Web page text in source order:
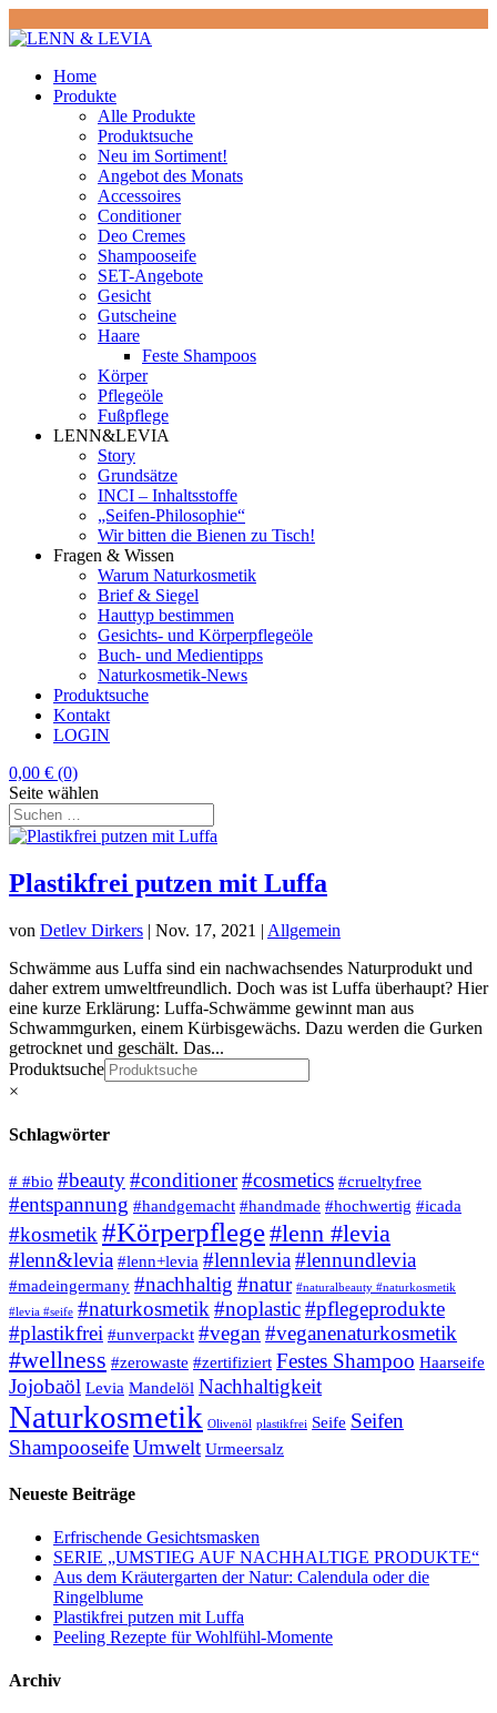
Home
Produkte
Alle Produkte
Produktsuche
Neu im Sortiment!
Angebot des Monats
Accessoires
Conditioner
Deo Cremes
Shampooseife
SET-Angebote
Gesicht
Gutscheine
Haare
Feste Shampoos
Körper
Pflegeöle
Fußpflege
LENN&LEVIA
Story
Grundsätze
INCI – Inhaltsstoffe
„Seifen-Philosophie“
Wir bitten die Bienen zu Tisch!
Fragen & Wissen
Warum Naturkosmetik
Brief & Siegel
Hauttyp bestimmen
Gesichts- und Körperpflegeöle
Buch- und Medientipps
Naturkosmetik-News
Produktsuche
Kontakt
LOGIN
0,00 € (0)
Seite wählen
Plastikfrei putzen mit Luffa
von Detlev Dirkers | Nov. 17, 2021 | Allgemein
Schwämme aus Luffa sind ein nachwachsendes Naturprodukt und
daher extrem umweltfreundlich. Doch was ist Luffa überhaupt? Hier
eine kurze Erklärung: Luffa-Schwämme gewinnt man aus
Schwammgurken, einem Kürbisgewächs. Dazu werden die Gurken
getrocknet und geschält. Das...
Produktsuche
×
Schlagwörter
# #bio #beauty#conditioner#cosmetics #crueltyfree
#entspannung #handgemacht #handmade #hochwertig #icada
#kosmetik#Körperpflege#lenn #levia
#lenn&levia #lenn+levia #lennlevia#lennundlevia
#madeingermany #nachhaltig #natur #naturalbeauty #naturkosmetik
#levia #seife #naturkosmetik#noplastic#pflegeprodukte
#plastikfrei #unverpackt #vegan#veganenaturkosmetik
#wellness #zerowaste #zertifiziert Festes Shampoo Haarseife
Jojobaöl Levia Mandelöl Nachhaltigkeit
Naturkosmetik Olivenöl plastikfrei Seife Seifen
ShampooseifeUmwelt Urmeersalz
Neueste Beiträge
Erfrischende Gesichtsmasken
SERIE „UMSTIEG AUF NACHHALTIGE PRODUKTE“
Aus dem Kräutergarten der Natur: Calendula oder die
Ringelblume
Plastikfrei putzen mit Luffa
Peeling Rezepte für Wohlfühl-Momente
Archiv